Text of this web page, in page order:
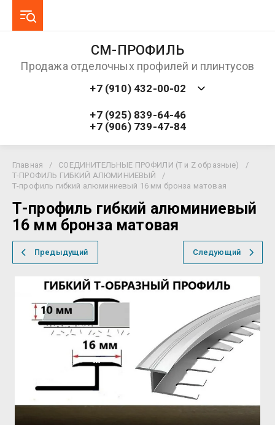
СМ-ПРОФИЛЬ
Продажа отделочных профилей и плинтусов
+7 (910) 432-00-02
+7 (925) 839-64-46
+7 (906) 739-47-84
Главная / СОЕДИНИТЕЛЬНЫЕ ПРОФИЛИ (T и Z образные)
/
Т-ПРОФИЛЬ ГИБКИЙ АЛЮМИНИЕВЫЙ
/
Т-профиль гибкий алюминиевый 16 мм бронза матовая
Т-профиль гибкий алюминиевый
16 мм бронза матовая
Предыдущий Следующий